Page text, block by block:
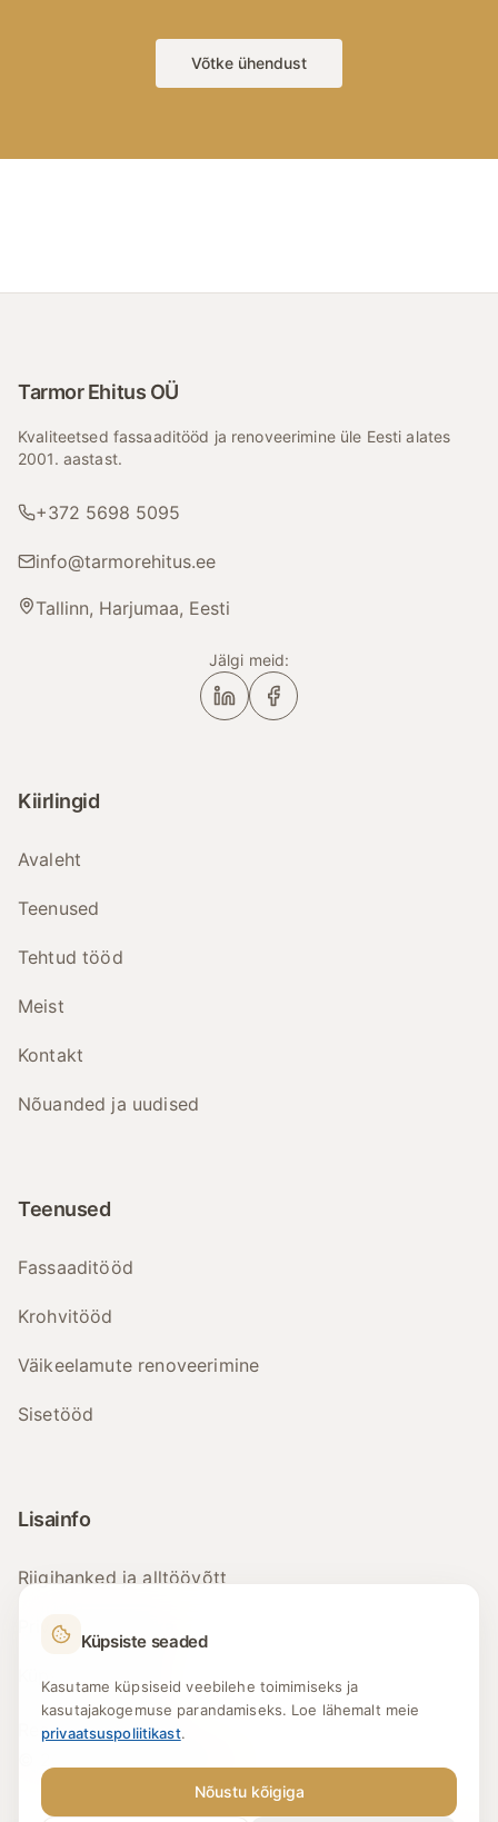
Võtke ühendust
Tarmor Ehitus OÜ
Kvaliteetsed fassaaditööd ja renoveerimine üle Eesti alates
2001. aastast.
+372 5698 5095
info@tarmorehitus.ee
Tallinn, Harjumaa, Eesti
Jälgi meid:
Kiirlingid
Avaleht
Teenused
Tehtud tööd
Meist
Kontakt
Nõuanded ja uudised
Teenused
Fassaaditööd
Krohvitööd
Väikeelamute renoveerimine
Sisetööd
Lisainfo
Riigihanked ja alltöövõtt
Privaatsuspoliitika
Reg. nr: 11045038
Küpsiste seaded
Kasutame küpsiseid veebilehe toimimiseks ja
kasutajakogemuse parandamiseks. Loe lähemalt meie
privaatsuspoliitikast.
Nõustu kõigiga